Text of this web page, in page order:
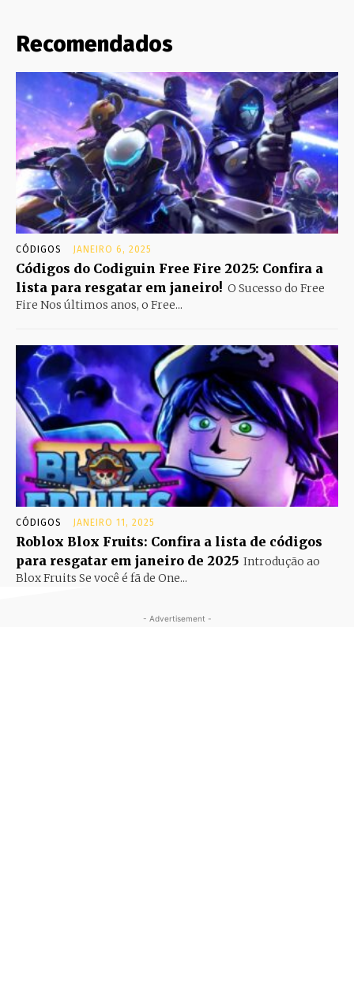
Recomendados
CÓDIGOS JANEIRO 6, 2025
Códigos do Codiguin Free Fire 2025: Confira a
lista para resgatar em janeiro! O Sucesso do Free
Fire Nos últimos anos, o Free...
CÓDIGOS JANEIRO 11, 2025
Roblox Blox Fruits: Confira a lista de códigos
para resgatar em janeiro de 2025 Introdução ao
Blox Fruits Se você é fã de One...
- Advertisement -